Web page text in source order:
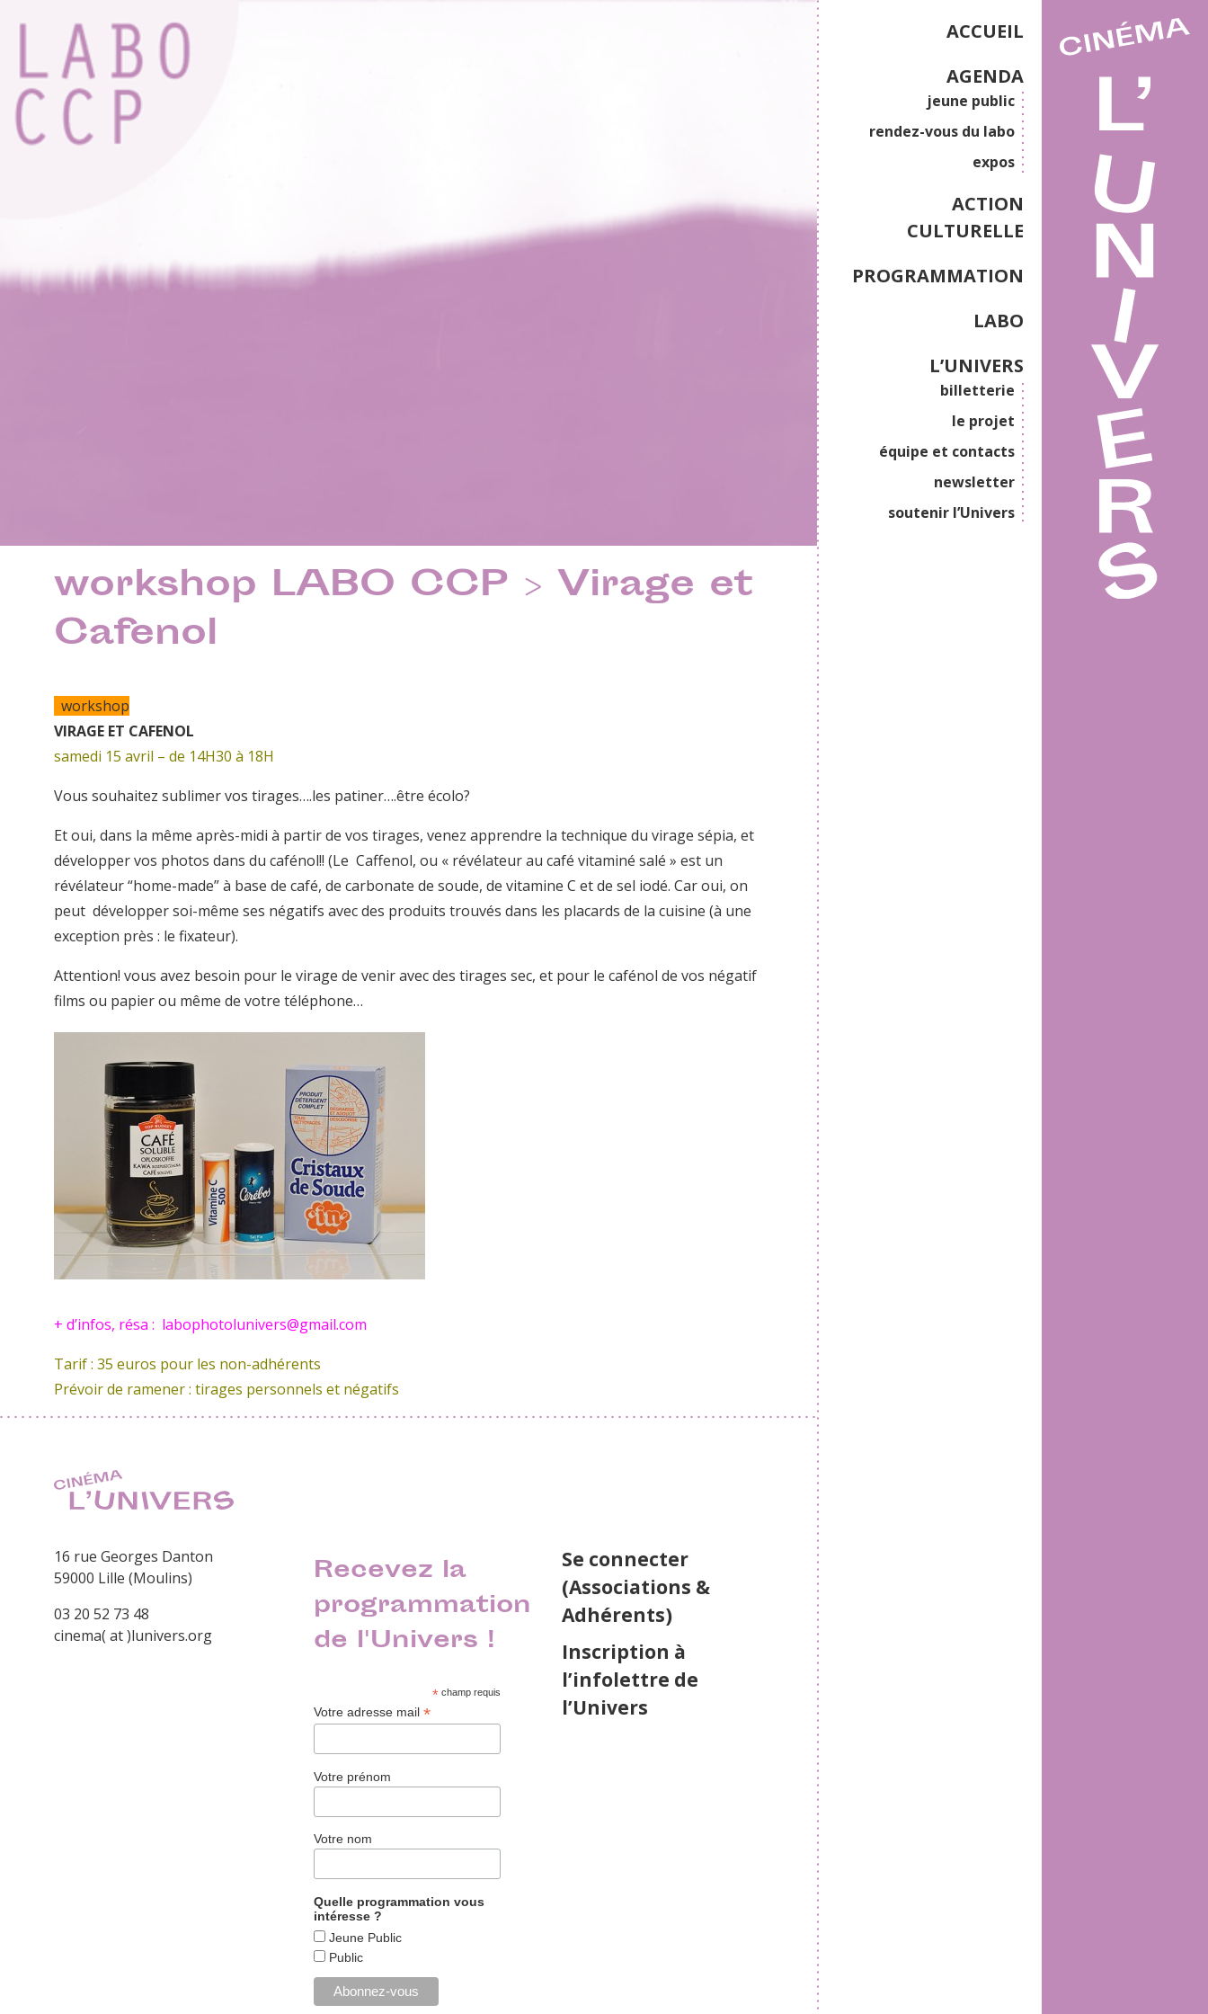
ACCUEIL
AGENDA
jeune public
rendez-vous du labo
expos
ACTION
CULTURELLE
PROGRAMMATION
LABO
L’UNIVERS
billetterie
le projet
équipe et contacts
newsletter
soutenir l’Univers
workshop LABO CCP > Virage et
Cafenol
workshop
VIRAGE ET CAFENOL
samedi 15 avril – de 14H30 à 18H
Vous souhaitez sublimer vos tirages….les patiner….être écolo?
Et oui, dans la même après-midi à partir de vos tirages, venez apprendre la technique du virage sépia, et
développer vos photos dans du cafénol!! (Le Caffenol, ou « révélateur au café vitaminé salé » est un
révélateur “home-made” à base de café, de carbonate de soude, de vitamine C et de sel iodé. Car oui, on
peut développer soi-même ses négatifs avec des produits trouvés dans les placards de la cuisine (à une
exception près : le fixateur).
Attention! vous avez besoin pour le virage de venir avec des tirages sec, et pour le cafénol de vos négatif
films ou papier ou même de votre téléphone…
+ d’infos, résa : labophotolunivers@gmail.com
Tarif : 35 euros pour les non-adhérents
Prévoir de ramener : tirages personnels et négatifs
16 rue Georges Danton
59000 Lille (Moulins)
03 20 52 73 48
cinema( at )lunivers.org
Recevez la
programmation
de l'Univers !
*champ requis
Votre adresse mail*
Votre prénom
Votre nom
Quelle programmation vous
intéresse ?
Jeune Public
Public
Se connecter
(Associations &
Adhérents)
Inscription à
l’infolettre de
l’Univers